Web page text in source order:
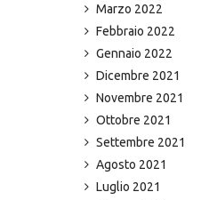
Marzo 2022
Febbraio 2022
Gennaio 2022
Dicembre 2021
Novembre 2021
Ottobre 2021
Settembre 2021
Agosto 2021
Luglio 2021